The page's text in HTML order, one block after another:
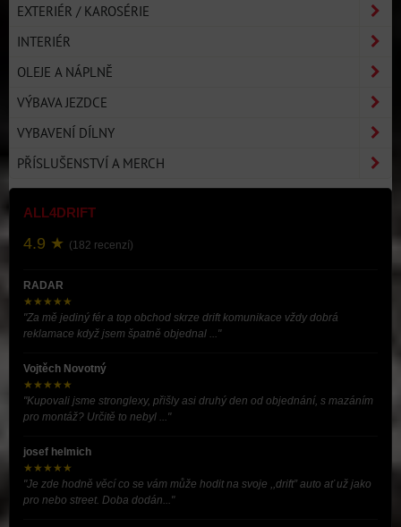
EXTERIÉR / KAROSÉRIE
INTERIÉR
OLEJE A NÁPLNĚ
VÝBAVA JEZDCE
VYBAVENÍ DÍLNY
PŘÍSLUŠENSTVÍ A MERCH
ALL4DRIFT
4.9 ★ (182 recenzí)
RADAR
★★★★★
"Za mě jediný fér a top obchod skrze drift komunikace vždy dobrá
reklamace když jsem špatně objednal ..."
Vojtěch Novotný
★★★★★
"Kupovali jsme stronglexy, přišly asi druhý den od objednání, s mazáním
pro montáž? Určitě to nebyl ..."
josef helmich
★★★★★
"Je zde hodně věcí co se vám může hodit na svoje ,,drift” auto ať už jako
pro nebo street. Doba dodán..."